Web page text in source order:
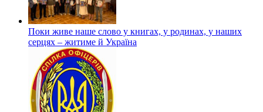
Поки живе наше слово у книгах, у родинах, у наших
серцях – житиме й Україна